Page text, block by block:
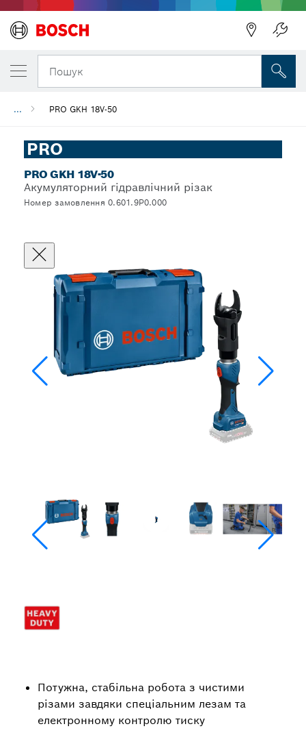
Пошук
... PRO GKH 18V-50
PRO
PRO GKH 18V-50
Акумуляторний гідравлічний різак
Номер замовлення 0.601.9P0.000
Потужна, стабільна робота з чистими
різами завдяки спеціальним лезам та
електронному контролю тиску